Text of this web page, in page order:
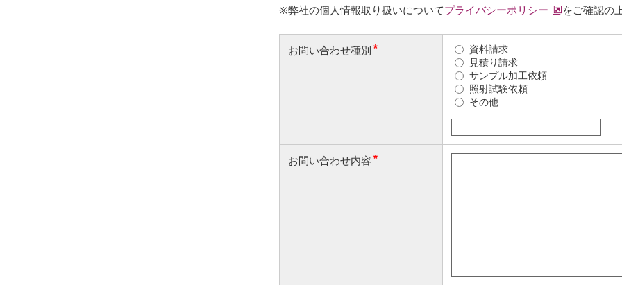
※弊社の個人情報取り扱いについてプライバシーポリシー をご確認の